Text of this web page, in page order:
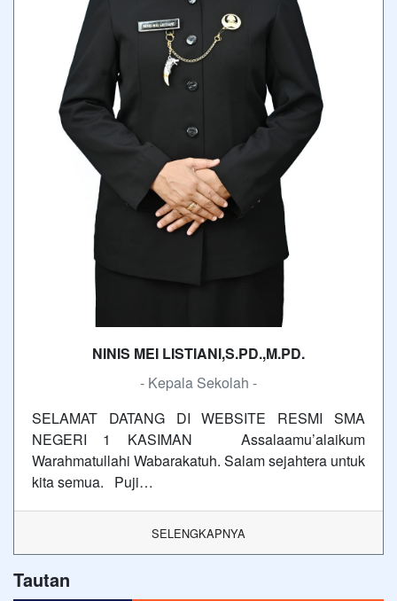
NINIS MEI LISTIANI,S.PD.,M.PD.
- Kepala Sekolah -
SELAMAT DATANG DI WEBSITE RESMI SMA
NEGERI 1 KASIMAN Assalaamu’alaikum
Warahmatullahi Wabarakatuh. Salam sejahtera untuk
kita semua. Puji…
SELENGKAPNYA
Tautan